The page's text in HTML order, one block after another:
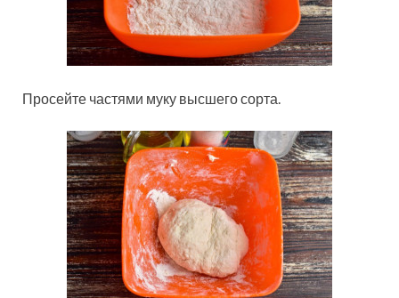
Просейте частями муку высшего сорта.